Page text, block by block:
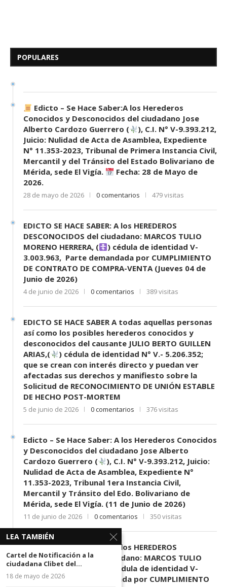
POPULARESDesconocidos del...
Edicto – Se Hace Saber:A los Herederos
Conocidos y Desconocidos del ciudadano Jose
Alberto Cardozo Guerrero (
), C.I. N° V-9.393.212,
Juicio: Nulidad de Acta de Asamblea, Expediente
N° 11.353-2023, Tribunal de Primera Instancia Civil,
Mercantil y del Tránsito del Estado Bolivariano de
Mérida, sede El Vigía.
Fecha: 28 de Mayo de
2026.
28 de mayo de 2026 0 comentarios 479 visitas
EDICTO SE HACE SABER: A los HEREDEROS
DESCONOCIDOS del ciudadano: MARCOS TULIO
MORENO HERRERA, (
) cédula de identidad V-
3.003.963, Parte demandada por CUMPLIMIENTO
DE CONTRATO DE COMPRA-VENTA (Jueves 04 de
Junio de 2026)
4 de junio de 2026 0 comentarios 389 visitas
EDICTO SE HACE SABER A todas aquellas personas
así como los posibles herederos conocidos y
desconocidos del causante JULIO BERTO GUILLEN
ARIAS,(
) cédula de identidad N° V.- 5.206.352;
que se crean con interés directo y puedan ver
afectadas sus derechos y manifiesto sobre la
Solicitud de RECONOCIMIENTO DE UNIÓN ESTABLE
DE HECHO POST-MORTEM
5 de junio de 2026 0 comentarios 376 visitas
Edicto – Se Hace Saber: A los Herederos Conocidos
y Desconocidos del ciudadano Jose Alberto
Cardozo Guerrero (
), C.I. N° V-9.393.212, Juicio:
Nulidad de Acta de Asamblea, Expediente N°
11.353-2023, Tribunal 1era Instancia Civil,
Mercantil y Tránsito del Edo. Bolivariano de
Mérida, sede El Vigía. (11 de Junio de 2026)
11 de junio de 2026 0 comentarios 350 visitas
EDICTO SE HACE SABER: A los HEREDEROS
DESCONOCIDOS del ciudadano: MARCOS TULIO
MORENO HERRERA, (
) cédula de identidad V-
3.003.963, Parte demandada por CUMPLIMIENTO
LEA TAMBIÉN
Cartel de Notificación a la
ciudadana Clibet del...
18 de mayo de 2026